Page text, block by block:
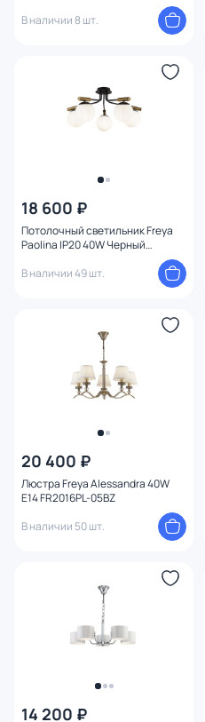
В наличии 8 шт.
18 600 ₽
Потолочный светильник Freya
Paolina IP20 40W Черный
В наличии 49 шт.
20 400 ₽
Люстра Freya Alessandra 40W
E14 FR2016PL-05BZ
В наличии 50 шт.
14 200 ₽
Бренд 1
Материал арматуры
Материал плафона
Цвет арматуры
Цвет плафона
Высота (мм)
Диаметр (мм)
Глубина (мм)
Количество ламп